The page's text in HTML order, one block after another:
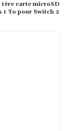
1ère carte microSD
1 To pour Switch 2